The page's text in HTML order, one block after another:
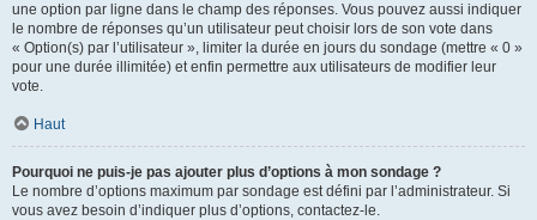
une option par ligne dans le champ des réponses. Vous pouvez aussi indiquer
le nombre de réponses qu’un utilisateur peut choisir lors de son vote dans
« Option(s) par l’utilisateur », limiter la durée en jours du sondage (mettre « 0 »
pour une durée illimitée) et enfin permettre aux utilisateurs de modifier leur
vote.
Haut
Pourquoi ne puis-je pas ajouter plus d’options à mon sondage ?
Le nombre d’options maximum par sondage est défini par l’administrateur. Si
vous avez besoin d’indiquer plus d’options, contactez-le.